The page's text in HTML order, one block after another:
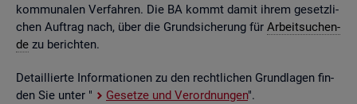
kom­mu­na­len Ver­fah­ren. Die BA kommt damit ihrem ge­setz­li­
chen Auf­trag nach, über die Grund­si­che­rung für Ar­beit­su­chen­
de zu be­rich­ten.
De­tail­lier­te In­for­ma­tio­nen zu den recht­li­chen Grund­la­gen fin­
den Sie unter "
Ge­set­ze und Ver­ord­nun­gen".